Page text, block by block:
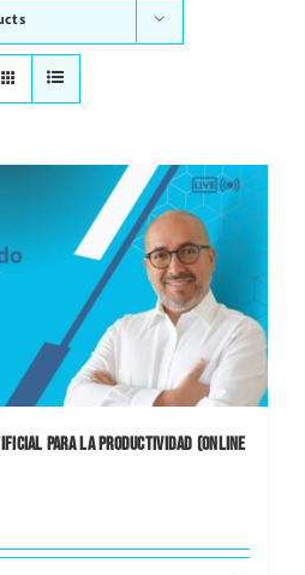
PARA LA PRODUCTIVIDAD (ONLINE